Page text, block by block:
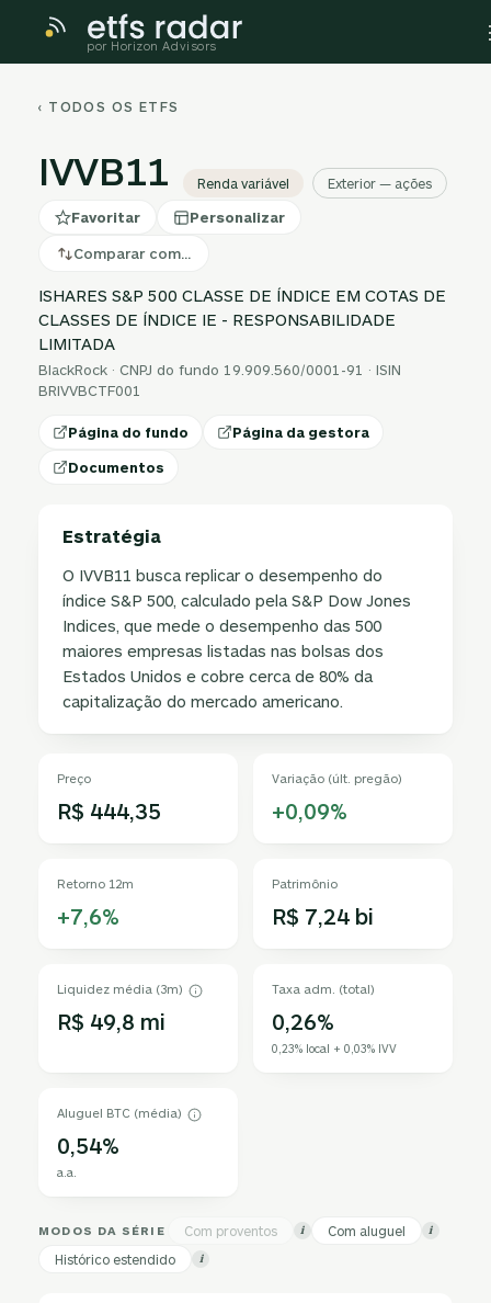
por Horizon Advisors
‹ TODOS OS ETFS
IVVB11 Renda variável Exterior — ações
Favoritar Personalizar
Comparar com…
ISHARES S&P 500 CLASSE DE ÍNDICE EM COTAS DE
CLASSES DE ÍNDICE IE - RESPONSABILIDADE
LIMITADA
BlackRock · CNPJ do fundo 19.909.560/0001-91 · ISIN
BRIVVBCTF001
Página do fundo
Página da gestora
Documentos
Estratégia
O IVVB11 busca replicar o desempenho do
índice S&P 500, calculado pela S&P Dow Jones
Indices, que mede o desempenho das 500
maiores empresas listadas nas bolsas dos
Estados Unidos e cobre cerca de 80% da
capitalização do mercado americano.
Preço
R$ 444,35
Variação (últ. pregão)
+0,09%
Retorno 12m
+7,6%
Patrimônio
R$ 7,24 bi
Liquidez média (3m)
R$ 49,8 mi
Taxa adm. (total)
0,26%
0,23% local + 0,03% IVV
Aluguel BTC (média)
0,54%
a.a.
MODOS DA SÉRIE Com proventos i Com aluguel i
Histórico estendido i